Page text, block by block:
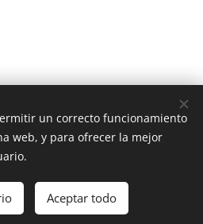
News
que estabas esperando
Cookies
un correcto funcionamiento
web, y para ofrecer la mejor
Aceptar todo